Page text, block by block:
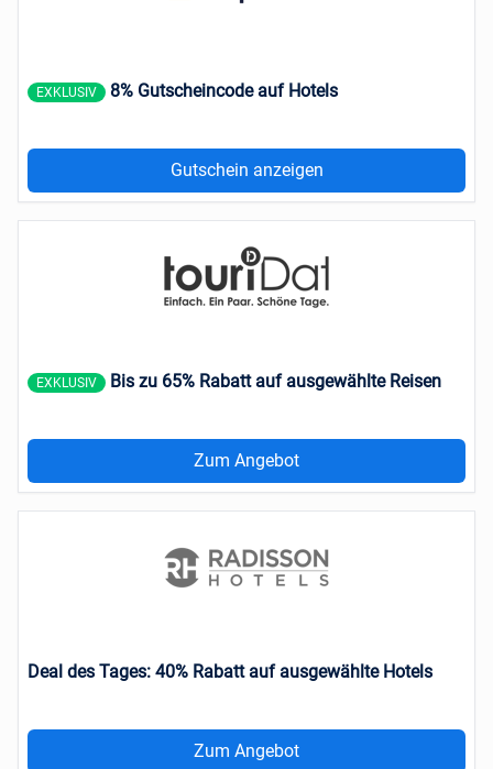
EXKLUSIV 8% Gutscheincode auf Hotels
Gutschein anzeigen
EXKLUSIV Bis zu 65% Rabatt auf ausgewählte Reisen
Zum Angebot
Deal des Tages: 40% Rabatt auf ausgewählte Hotels
Zum Angebot